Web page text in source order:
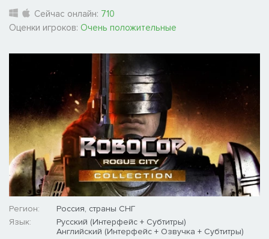
Сейчас онлайн: 710
Оценки игроков: Очень положительные
Регион:
Россия, страны СНГ
Язык:
Русский (Интерфейс + Субтитры)
Английский (Интерфейс + Озвучка + Субтитры)